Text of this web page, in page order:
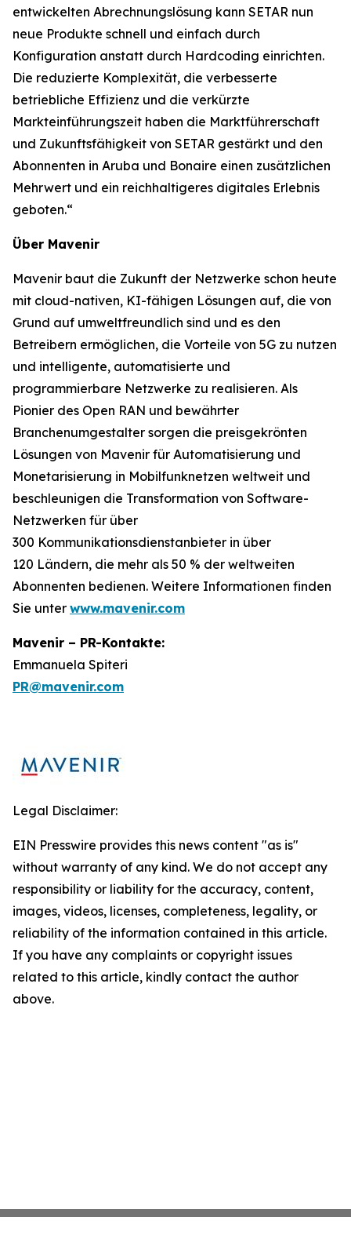
entwickelten Abrechnungslösung kann SETAR nun
neue Produkte schnell und einfach durch
Konfiguration anstatt durch Hardcoding einrichten.
Die reduzierte Komplexität, die verbesserte
betriebliche Effizienz und die verkürzte
Markteinführungszeit haben die Marktführerschaft
und Zukunftsfähigkeit von SETAR gestärkt und den
Abonnenten in Aruba und Bonaire einen zusätzlichen
Mehrwert und ein reichhaltigeres digitales Erlebnis
geboten.“
Über Mavenir
Mavenir baut die Zukunft der Netzwerke schon heute
mit cloud-nativen, KI-fähigen Lösungen auf, die von
Grund auf umweltfreundlich sind und es den
Betreibern ermöglichen, die Vorteile von 5G zu nutzen
und intelligente, automatisierte und
programmierbare Netzwerke zu realisieren. Als
Pionier des Open RAN und bewährter
Branchenumgestalter sorgen die preisgekrönten
Lösungen von Mavenir für Automatisierung und
Monetarisierung in Mobilfunknetzen weltweit und
beschleunigen die Transformation von Software-
Netzwerken für über
300 Kommunikationsdienstanbieter in über
120 Ländern, die mehr als 50 % der weltweiten
Abonnenten bedienen. Weitere Informationen finden
Sie unter www.mavenir.com
Mavenir – PR-Kontakte:
Emmanuela Spiteri
PR@mavenir.com
Legal Disclaimer:
EIN Presswire provides this news content "as is"
without warranty of any kind. We do not accept any
responsibility or liability for the accuracy, content,
images, videos, licenses, completeness, legality, or
reliability of the information contained in this article.
If you have any complaints or copyright issues
related to this article, kindly contact the author
above.